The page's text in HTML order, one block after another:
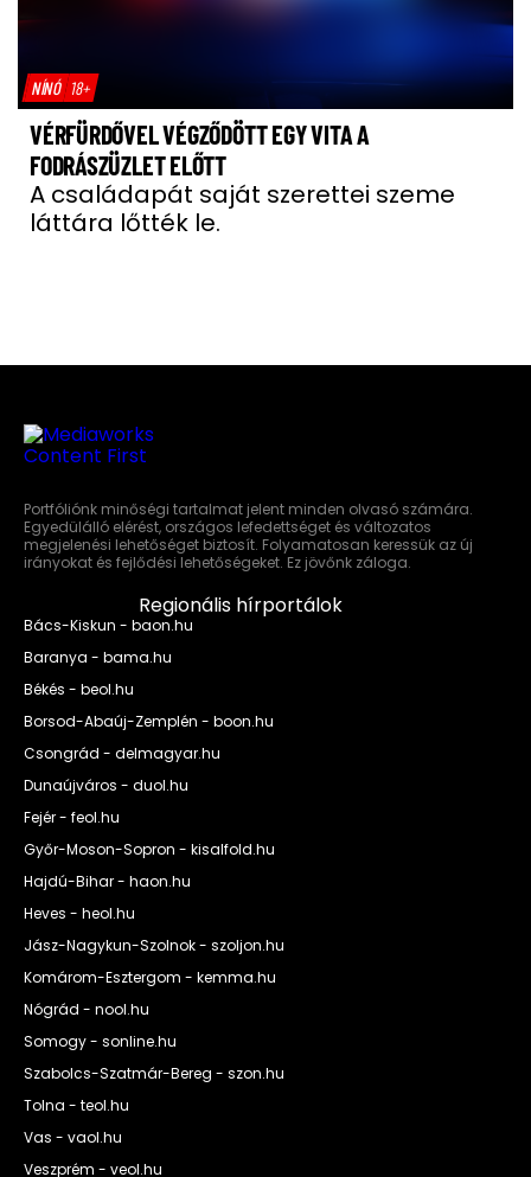
NÍNÓ 18+
VÉRFÜRDŐVEL VÉGZŐDÖTT EGY VITA A
FODRÁSZÜZLET ELŐTT
A családapát saját szerettei szeme
láttára lőtték le.
Portfóliónk minőségi tartalmat jelent minden olvasó számára.
Egyedülálló elérést, országos lefedettséget és változatos
megjelenési lehetőséget biztosít. Folyamatosan keressük az új
irányokat és fejlődési lehetőségeket. Ez jövőnk záloga.
Regionális hírportálok
Bács-Kiskun - baon.hu
Baranya - bama.hu
Békés - beol.hu
Borsod-Abaúj-Zemplén - boon.hu
Csongrád - delmagyar.hu
Dunaújváros - duol.hu
Fejér - feol.hu
Győr-Moson-Sopron - kisalfold.hu
Hajdú-Bihar - haon.hu
Heves - heol.hu
Jász-Nagykun-Szolnok - szoljon.hu
Komárom-Esztergom - kemma.hu
Nógrád - nool.hu
Somogy - sonline.hu
Szabolcs-Szatmár-Bereg - szon.hu
Tolna - teol.hu
Vas - vaol.hu
Veszprém - veol.hu